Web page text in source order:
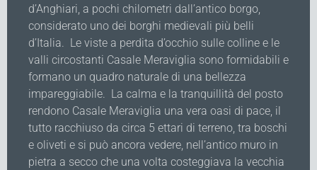
d’Anghiari, a pochi chilometri dall’antico borgo,
considerato uno dei borghi medievali più belli
d’Italia. Le viste a perdita d’occhio sulle colline e le
valli circostanti Casale Meraviglia sono formidabili e
formano un quadro naturale di una bellezza
impareggiabile. La calma e la tranquillità del posto
rendono Casale Meraviglia una vera oasi di pace, il
tutto racchiuso da circa 5 ettari di terreno, tra boschi
e oliveti e si può ancora vedere, nell’antico muro in
pietra a secco che una volta costeggiava la vecchia